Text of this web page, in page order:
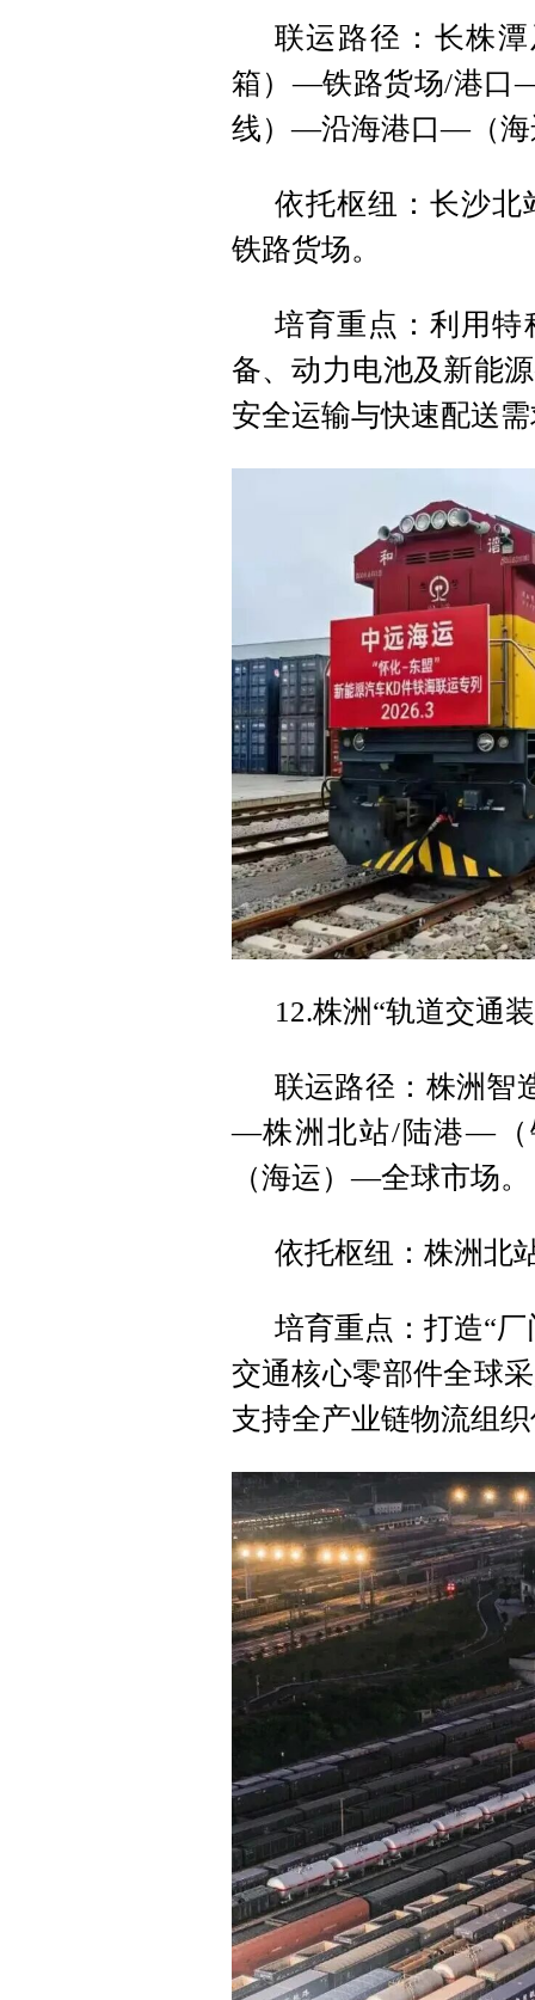
联运路径：长株
箱）—铁路货场/港口
线）—沿海港口—（
依托枢纽：长沙北
铁路货场。
培育重点：利用特
备、动力电池及新能
安全运输与快速配送
12.株洲“轨道交通
联运路径：株洲智
—株洲北站/陆港—（
（海运）—全球市场。
依托枢纽：株洲北
培育重点：打造“
交通核心零部件全球
支持全产业链物流组